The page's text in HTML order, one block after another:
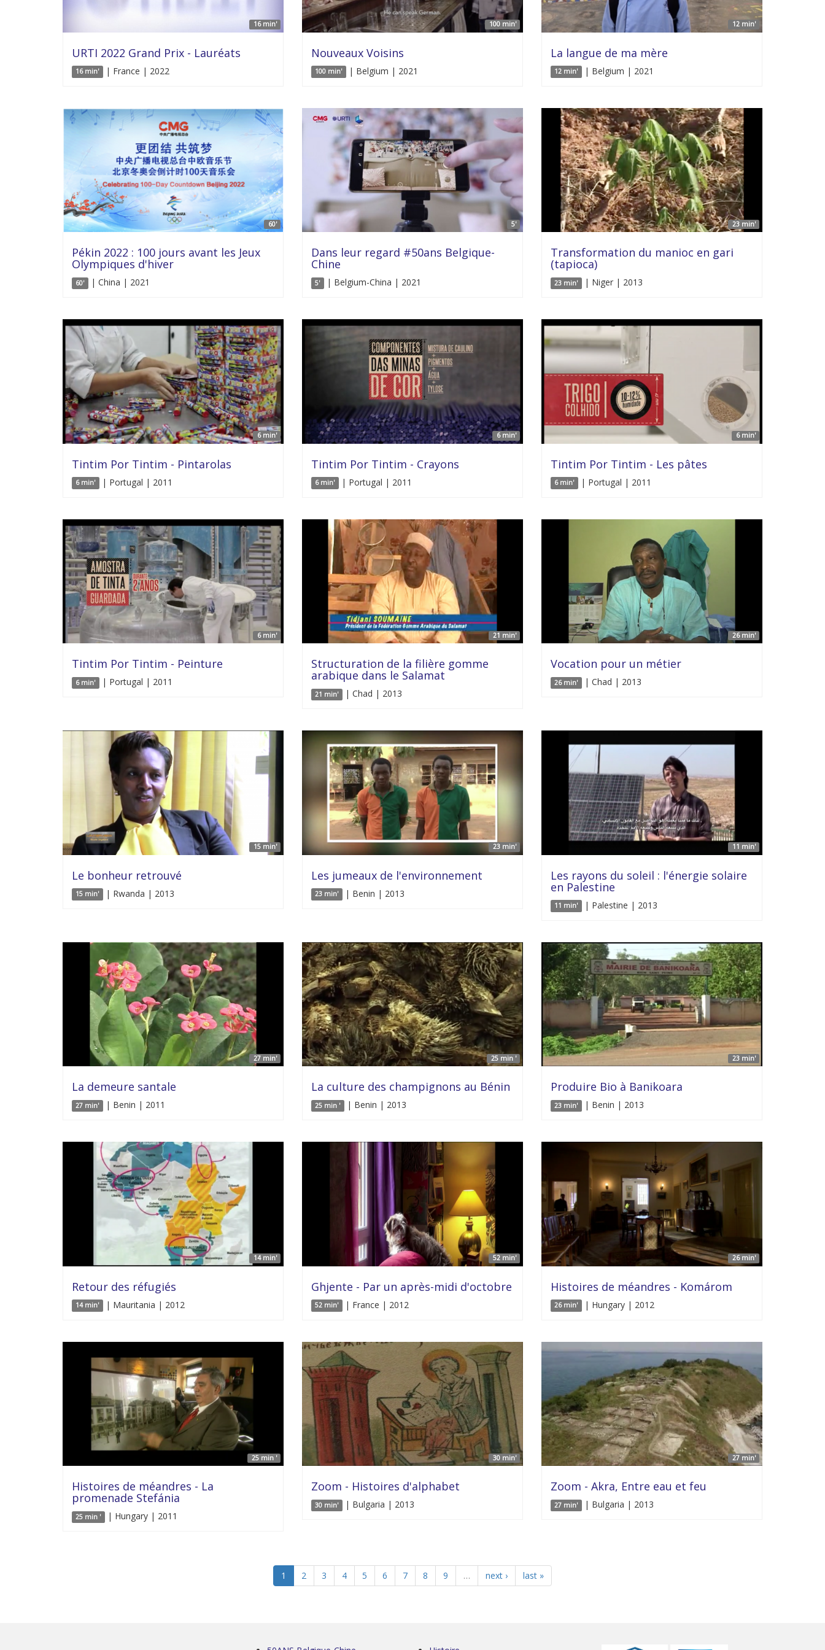
16 min'
URTI 2022 Grand Prix - Lauréats
16 min' | France | 2022
100 min'
Nouveaux Voisins
100 min' | Belgium | 2021
12 min'
La langue de ma mère
12 min' | Belgium | 2021
60'
Pékin 2022 : 100 jours avant les Jeux
Olympiques d'hiver
60' | China | 2021
5'
Dans leur regard #50ans Belgique-
Chine
5' | Belgium-China | 2021
23 min'
Transformation du manioc en gari
(tapioca)
23 min' | Niger | 2013
6 min'
Tintim Por Tintim - Pintarolas
6 min' | Portugal | 2011
6 min'
Tintim Por Tintim - Crayons
6 min' | Portugal | 2011
6 min'
Tintim Por Tintim - Les pâtes
6 min' | Portugal | 2011
6 min'
Tintim Por Tintim - Peinture
6 min' | Portugal | 2011
21 min'
Structuration de la filière gomme
arabique dans le Salamat
21 min' | Chad | 2013
26 min'
Vocation pour un métier
26 min' | Chad | 2013
15 min'
Le bonheur retrouvé
15 min' | Rwanda | 2013
23 min'
Les jumeaux de l'environnement
23 min' | Benin | 2013
11 min'
Les rayons du soleil : l'énergie solaire
en Palestine
11 min' | Palestine | 2013
27 min'
La demeure santale
27 min' | Benin | 2011
25 min '
La culture des champignons au Bénin
25 min ' | Benin | 2013
23 min'
Produire Bio à Banikoara
23 min' | Benin | 2013
14 min'
Retour des réfugiés
14 min' | Mauritania | 2012
52 min'
Ghjente - Par un après-midi d'octobre
52 min' | France | 2012
26 min'
Histoires de méandres - Komárom
26 min' | Hungary | 2012
25 min '
Histoires de méandres - La
promenade Stefánia
25 min ' | Hungary | 2011
30 min'
Zoom - Histoires d'alphabet
30 min' | Bulgaria | 2013
27 min'
Zoom - Akra, Entre eau et feu
27 min' | Bulgaria | 2013
1 2 3 4 5 6 7 8 9 … next › last »